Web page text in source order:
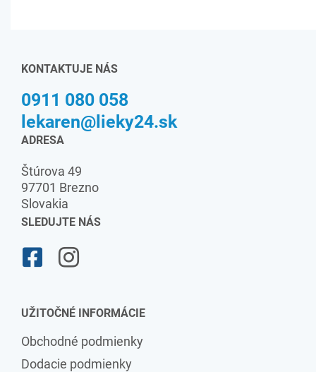
KONTAKTUJE NÁS
0911 080 058
lekaren@lieky24.sk
ADRESA
Štúrova 49
97701 Brezno
Slovakia
SLEDUJTE NÁS
UŽITOČNÉ INFORMÁCIE
Obchodné podmienky
Dodacie podmienky